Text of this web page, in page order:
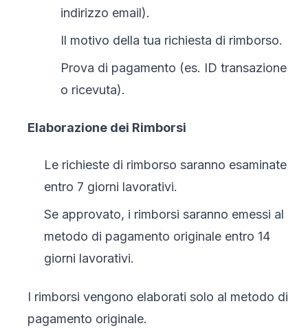
indirizzo email).
Il motivo della tua richiesta di rimborso.
Prova di pagamento (es. ID transazione
o ricevuta).
Elaborazione dei Rimborsi
Le richieste di rimborso saranno esaminate
entro 7 giorni lavorativi.
Se approvato, i rimborsi saranno emessi al
metodo di pagamento originale entro 14
giorni lavorativi.
I rimborsi vengono elaborati solo al metodo di
pagamento originale.